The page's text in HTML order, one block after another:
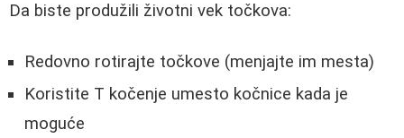
Da biste produžili životni vek točkova:
Redovno rotirajte točkove (menjajte im mesta)
Koristite T kočenje umesto kočnice kada je
moguće